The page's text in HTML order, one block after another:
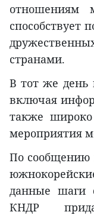
отношениям
способствует
странами.
В тот же день
включая
также широко
мероприятия
По сообщению
данные шаги
КНДР